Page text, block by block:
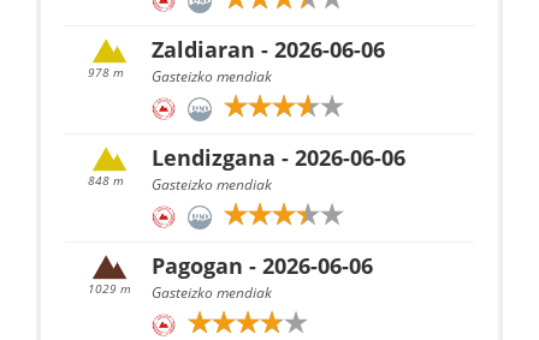
978 m
Zaldiaran - 2026-06-06
Gasteizko mendiak
848 m
Lendizgana - 2026-06-06
Gasteizko mendiak
1029 m
Pagogan - 2026-06-06
Gasteizko mendiak